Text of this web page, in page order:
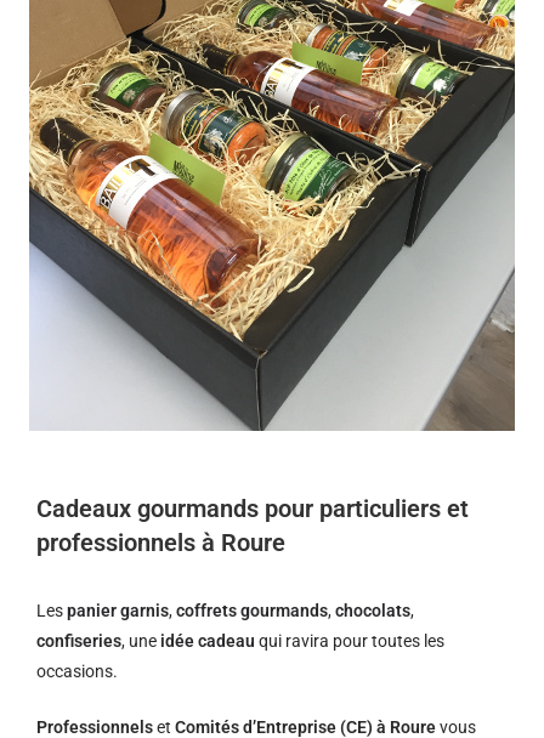
Cadeaux gourmands pour particuliers et
professionnels à Roure
Lespanier garnis,coffrets gourmands,chocolats,
confiseries, une idée cadeau qui ravira pour toutes les
occasions.
Professionnelset Comités d’Entreprise (CE) à Rourevous